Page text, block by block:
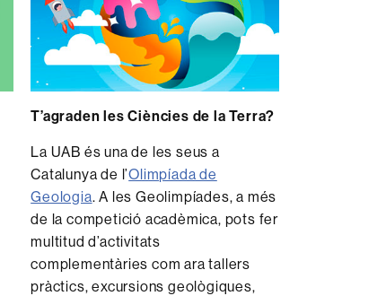
T’agraden les Ciències de la Terra?
La UAB és una de les seus a
Catalunya de l’Olimpíada de
Geologia. A les Geolimpíades, a més
de la competició acadèmica, pots fer
multitud d’activitats
complementàries com ara tallers
pràctics, excursions geològiques,